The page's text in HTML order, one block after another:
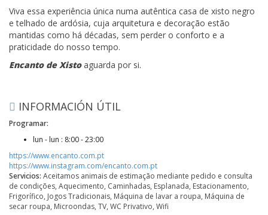
Viva essa experiência única numa autêntica casa de xisto negro
e telhado de ardósia, cuja arquitetura e decoração estão
mantidas como há décadas, sem perder o conforto e a
praticidade do nosso tempo.
Encanto de Xistoaguarda por si.
INFORMACIÓN ÚTIL
Programar:
lun - lun : 8:00 - 23:00
https://www.encanto.com.pt
https://www.instagram.com/encanto.com.pt
Servicios: Aceitamos animais de estimação mediante pedido e consulta
de condições, Aquecimento, Caminhadas, Esplanada, Estacionamento,
Frigorífico, Jogos Tradicionais, Máquina de lavar a roupa, Máquina de
secar roupa, Microondas, TV, WC Privativo, Wifi